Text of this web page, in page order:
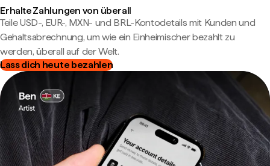
Erhalte Zahlungen von überall
Teile USD-, EUR-, MXN- und BRL-Kontodetails mit Kunden und
Gehaltsabrechnung, um wie ein Einheimischer bezahlt zu
werden, überall auf der Welt.
Lass dich heute bezahlen